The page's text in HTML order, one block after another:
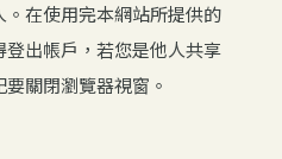
在使用完本網站所提供的
出帳戶，若您是他人共享
關閉瀏覽器視窗。